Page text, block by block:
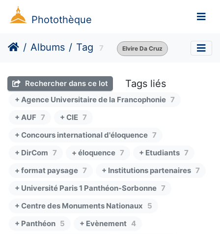
Photothèque
Albums Tag 7 Elvire Da Cruz
Rechercher dans ce lot Tags liés
+ Agence Universitaire de la Francophonie 7
+ AUF 7 + CIE 7
+ Concours international d'éloquence 7
+ DirCom 7 + éloquence 7 + Etudiants 7
+ format paysage 7 + Institutions partenaires 7
+ Université Paris 1 Panthéon-Sorbonne 7
+ Centre des Monuments Nationaux 5
+ Panthéon 5 + Evènement 4